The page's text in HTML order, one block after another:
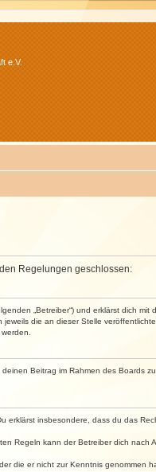
e.V.
Regelungen geschlossen:
„Betreiber“) und erklärst dich
die an dieser Stelle
Beitrag im Rahmen des Boards zu
insbesondere, dass du das
Regeln kann der Betreiber dich nach
die er nicht zur Kenntnis genommen